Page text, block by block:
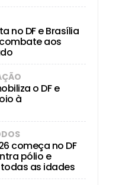
no DF e Brasília
aos
o DF e
à
começa no DF
pólio e
as idades